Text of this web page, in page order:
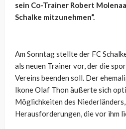
sein Co-Trainer Robert
Schalke mitzunehmen“.
Am Sonntag stellte der FC
als neuen Trainer vor, der die
Vereins beenden soll. Der
Ikone Olaf Thon äußerte sich
Möglichkeiten des
Herausforderungen, die vor ihm